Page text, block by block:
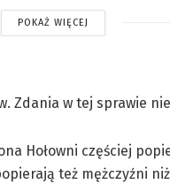
POKAŻ WIĘCEJ
Zdania w tej sprawie
Hołowni częściej
też mężczyźni